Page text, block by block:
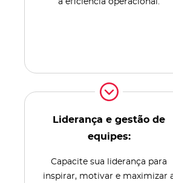
a eficiência operacional.
Liderança e gestão de
equipes:
Capacite sua liderança para
inspirar, motivar e maximizar